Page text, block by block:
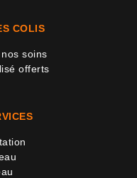
COLIS
soins
offerts